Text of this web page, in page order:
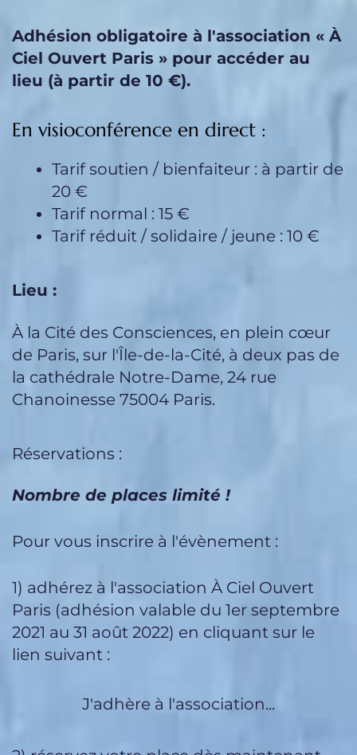
Adhésion obligatoire à l'association « À
Ciel Ouvert Paris » pour accéder au
lieu (à partir de 10 €).
En visioconférence en direct :
Tarif soutien / bienfaiteur : à partir de
20 €
Tarif normal : 15 €
Tarif réduit / solidaire / jeune : 10 €
Lieu :
À la Cité des Consciences, en plein cœur
de Paris, sur l'Île-de-la-Cité, à deux pas de
la cathédrale Notre-Dame, 24 rue
Chanoinesse 75004 Paris.
Réservations :
Nombre de places limité !
Pour vous inscrire à l'évènement :
1) adhérez à l'association À Ciel Ouvert
Paris (adhésion valable du 1er septembre
2021 au 31 août 2022) en cliquant sur le
lien suivant :
J'adhère à l'association...